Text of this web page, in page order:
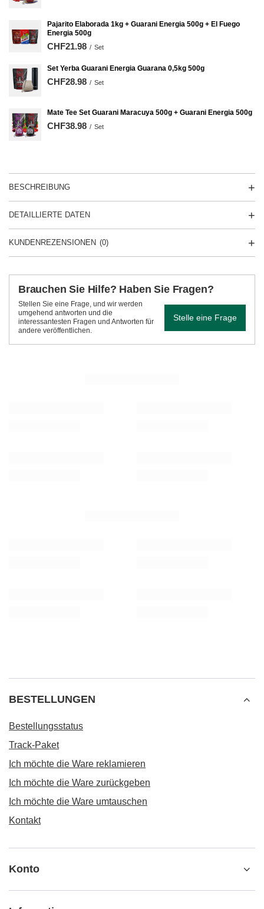
Pajarito Elaborada 1kg + Guarani Energia 500g + El Fuego
Energia 500g
CHF21.98 / Set
Set Yerba Guarani Energia Guarana 0,5kg 500g
CHF28.98 / Set
Mate Tee Set Guarani Maracuya 500g + Guarani Energia 500g
CHF38.98 / Set
BESCHREIBUNG
DETAILLIERTE DATEN
KUNDENREZENSIONEN (0)
Brauchen Sie Hilfe? Haben Sie Fragen?
Stellen Sie eine Frage, und wir werden
umgehend antworten und die
interessantesten Fragen und Antworten für
andere veröffentlichen.
Stelle eine Frage
BESTELLUNGEN
Bestellungsstatus
Track-Paket
Ich möchte die Ware reklamieren
Ich möchte die Ware zurückgeben
Ich möchte die Ware umtauschen
Kontakt
Konto